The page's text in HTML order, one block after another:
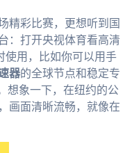
精彩比赛，更想听到国
：打开央视体育看高清
用，比如你可以用手
器的全球节点和稳定专
想象一下，在纽约的公
画面清晰流畅，就像在